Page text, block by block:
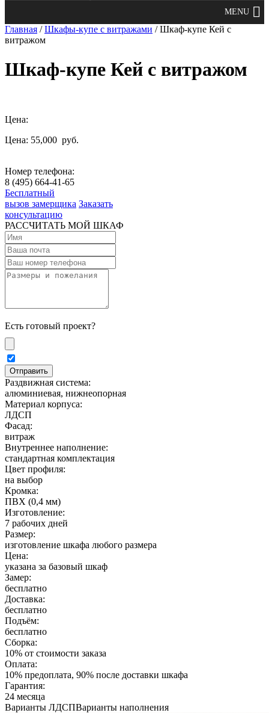
Главная /Шкафы-купе с витражами / Шкаф-купе Кей с
витражом
Шкаф-купе Кей с витражом
Цена:
Цена: 55,000 руб.
Номер телефона:
8 (495) 664-41-65
Бесплатный
вызов замерщика Заказать
консультацию
РАССЧИТАТЬ МОЙ ШКАФ
Есть готовый проект?
Раздвижная система:
алюминиевая, нижнеопорная
Материал корпуса:
ЛДСП
Фасад:
витраж
Внутреннее наполнение:
стандартная комплектация
Цвет профиля:
на выбор
Кромка:
ПВХ (0,4 мм)
Изготовление:
7 рабочих дней
Размер:
изготовление шкафа любого размера
Цена:
указана за базовый шкаф
Замер:
бесплатно
Доставка:
бесплатно
Подъём:
бесплатно
Сборка:
10% от стоимости заказа
Оплата:
10% предоплата, 90% после доставки шкафа
Гарантия:
24 месяца
Варианты ЛДСПВарианты наполнения